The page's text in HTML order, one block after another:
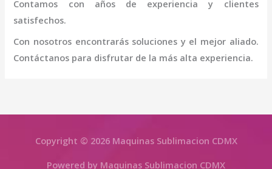
Contamos con años de experiencia y clientes
satisfechos.
Con nosotros encontrarás soluciones y el mejor aliado.
Contáctanos para disfrutar de la más alta experiencia.
Copyright © 2026 Maquinas Sublimacion CDMX
Powered by Maquinas Sublimacion CDMX